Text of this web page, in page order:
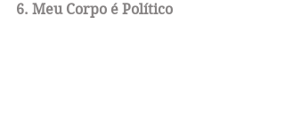
6. Meu Corpo é Político